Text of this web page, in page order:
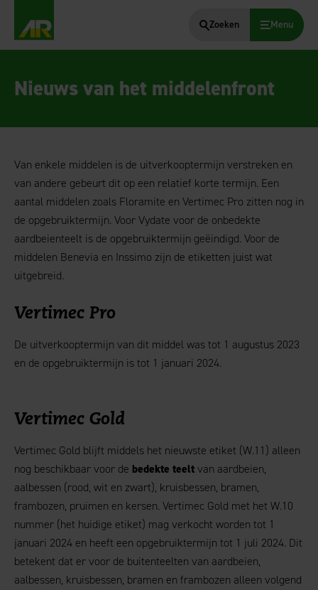
AgruniekRijnvallei
Zoeken Menu
Nieuws van het middelenfront
Van enkele middelen is de uitverkooptermijn verstreken en
van andere gebeurt dit op een relatief korte termijn. Een
aantal middelen zoals Floramite en Vertimec Pro zitten nog in
de opgebruiktermijn. Voor Vydate voor de onbedekte
aardbeienteelt is de opgebruiktermijn geëindigd. Voor de
middelen Benevia en Inssimo zijn de etiketten juist wat
uitgebreid.
Vertimec Pro
De uitverkooptermijn van dit middel was tot 1 augustus 2023
en de opgebruiktermijn is tot 1 januari 2024.
Vertimec Gold
Vertimec Gold blijft middels het nieuwste etiket (W.11) alleen
nog beschikbaar voor de bedekte teeltvan aardbeien,
aalbessen (rood, wit en zwart), kruisbessen, bramen,
frambozen, pruimen en kersen. Vertimec Gold met het W.10
nummer (het huidige etiket) mag verkocht worden tot 1
januari 2024 en heeft een opgebruiktermijn tot 1 juli 2024. Dit
betekent dat er voor de buitenteelten van aardbeien,
aalbessen, kruisbessen, bramen en frambozen alleen volgend